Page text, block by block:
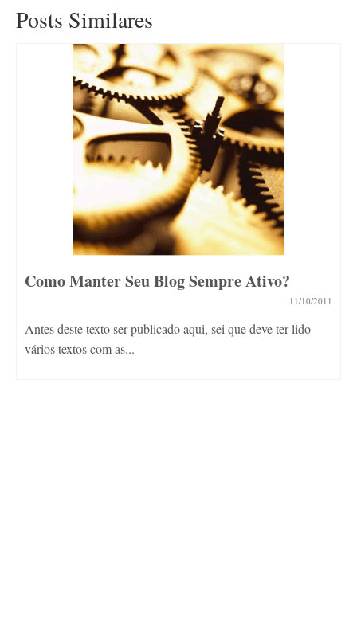
Posts Similares
Como Manter Seu Blog Sempre Ativo?
11/10/2011
Antes deste texto ser publicado aqui, sei que deve ter lido
vários textos com as...